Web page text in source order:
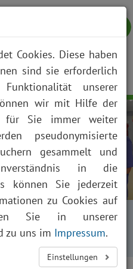
ANFAHRT JOBS SUCHE
Frauenmilchbank
Cookies. Diese haben
sind sie erforderlich
unserer
wir mit Hilfe der
für Sie immer weiter
pseudonymisierte
gesammelt und
in die
können Sie jederzeit
zu Cookies auf
Sie in unserer
zu uns im Impressum.
Einstellungen